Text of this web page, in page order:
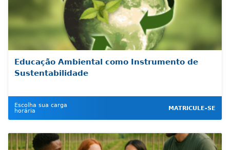
Educação Ambiental como Instrumento de
Sustentabilidade
Escolha sua carga
horária
MATRICULE-SE